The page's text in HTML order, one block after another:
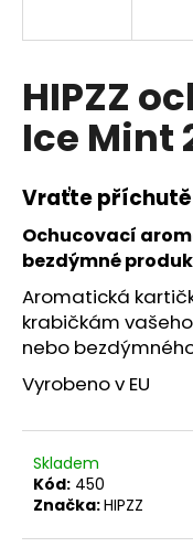
HIPZZ
Ice Mint
Vraťte
Ochucovací
bezdýmné
Aromatická
krabičkám
nebo
Vyrobeno v EU
Skladem
Kód: 450
Značka:HIPZZ
í
t
?